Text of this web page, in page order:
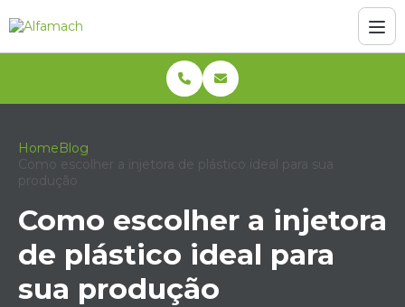
HomeBlog
Como escolher a injetora de plástico ideal para sua
produção
Como escolher a injetora
de plástico ideal para
sua produção